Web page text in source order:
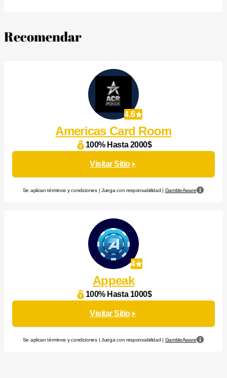
Recomendar
4.6
Americas Card Room
100% Hasta 2000$
Visitar Sitio
Se aplican términos y condiciones | Juega con responsabilidad | GambleAware
4
Appeak
100% Hasta 1000$
Visitar Sitio
Se aplican términos y condiciones | Juega con responsabilidad | GambleAware